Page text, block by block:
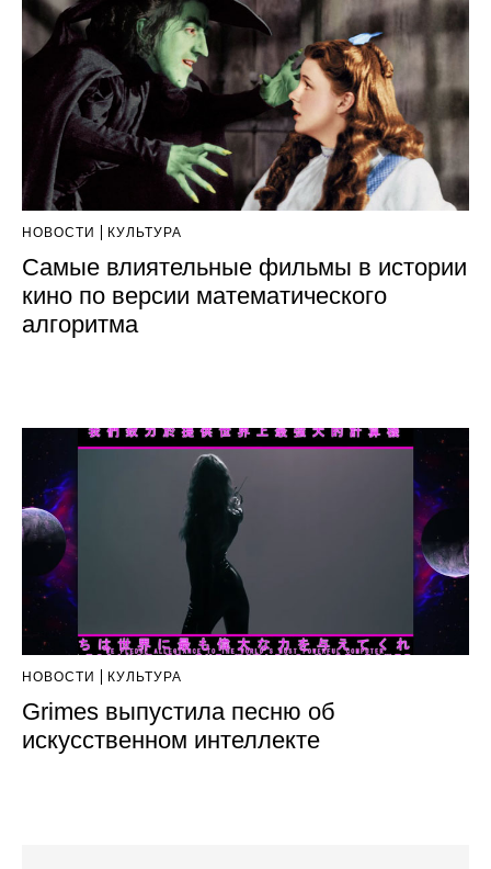
НОВОСТИ КУЛЬТУРА
Самые влиятельные фильмы в истории
кино по версии математического
алгоритма
НОВОСТИ КУЛЬТУРА
Grimes выпустила песню об
искусственном интеллекте